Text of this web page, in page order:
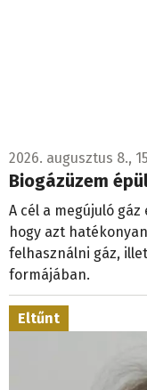
2026. augusztus 8.,
Biogázüzem
A cél a megújuló
hogy azt
felhasználni gáz,
formájában.
Eltűnt